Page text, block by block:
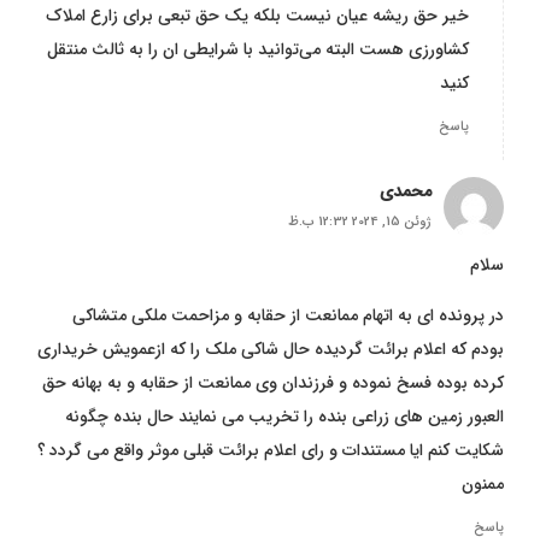
خیر حق ریشه عیان نیست بلکه یک حق تبعی برای زارع املاک
کشاورزی هست البته می‌توانید با شرایطی ان را به ثالث منتقل
کنید
پاسخ
محمدی
ژوئن 15, 2024 12:32 ب.ظ
سلام
در پرونده ای به اتهام ممانعت از حقابه و مزاحمت ملکی متشاکی
بودم که اعلام برائت گردیده حال شاکی ملک را که از‌عمویش خریداری
کرده بوده فسخ نموده و فرزندان وی ممانعت از حقابه و به بهانه حق
العبور زمین های زراعی بنده را تخریب می نمایند حال بنده چگونه
شکایت کنم ایا مستندات و رای اعلام برائت قبلی موثر واقع می گردد ؟
ممنون
پاسخ